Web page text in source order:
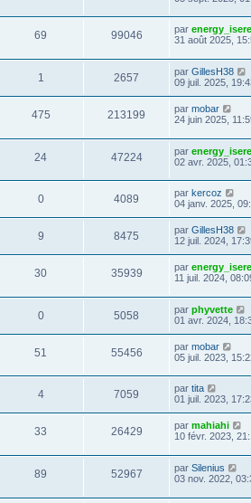
69 99046 par energy_isere
31 août 2025,
1 2657 par GillesH38
09 juil. 2025,
475 213199 par mobar
24 juin 2025,
24 47224 par energy_isere
02 avr. 2025,
0 4089 par kercoz
04 janv. 2025,
9 8475 par GillesH38
12 juil. 2024,
30 35939 par energy_isere
11 juil. 2024,
0 5058 par phyvette
01 avr. 2024,
51 55456 par mobar
05 juil. 2023,
4 7059 par tita
01 juil. 2023,
33 26429 par mahiahi
10 févr. 2023,
89 52967 par Silenius
03 nov. 2022,